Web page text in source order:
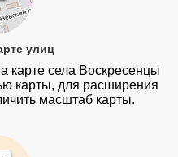
улиц
карте села Воскресенцы
карты, для расширения
масштаб карты.